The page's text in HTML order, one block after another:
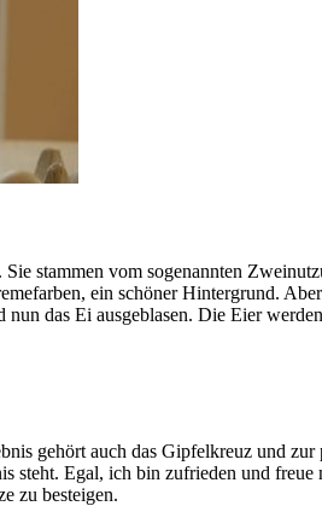
Sie stammen vom sogenannten
ein schöner Hintergrund.
das Ei ausgeblasen. Die Eier
gehört auch das Gipfelkreuz und
steht. Egal, ich bin zufrieden und
zu besteigen.